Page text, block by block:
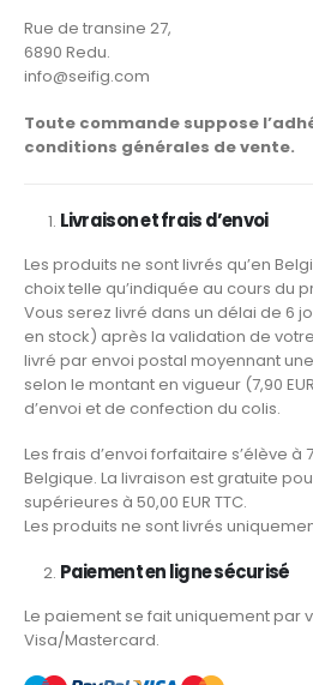
Rue de transine 27,
6890 Redu.
info@seifig.com
Toute commande suppose
conditions générales de vente.
Livraison et frais d’envoi
Les produits ne sont livrés qu’en
choix telle qu’indiquée au cours du
Vous serez livré dans un délai de 6
en stock) après la validation de
livré par envoi postal moyennant
selon le montant en vigueur (7,90
d’envoi et de confection du colis.
Les frais d’envoi forfaitaire s’élève à
Belgique. La livraison est gratuite
supérieures à 50,00 EUR TTC.
Les produits ne sont livrés
Paiement en ligne sécurisé
Le paiement se fait uniquement par
Visa/Mastercard.